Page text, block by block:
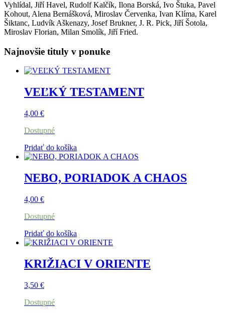
Vyhlídal, Jiří Havel, Rudolf Kalčík, Ilona Borská, Ivo Štuka, Pavel
Kohout, Alena Bernášková, Miroslav Červenka, Ivan Klíma, Karel
Šiktanc, Ludvík Aškenazy, Josef Brukner, J. R. Pick, Jiří Šotola,
Miroslav Florian, Milan Smolík, Jiří Fried.
Najnovšie tituly v ponuke
VEĽKÝ TESTAMENT
4,00 €
Dostupné
Pridať do košíka
NEBO, PORIADOK A CHAOS
4,00 €
Dostupné
Pridať do košíka
KRIŽIACI V ORIENTE
3,50 €
Dostupné